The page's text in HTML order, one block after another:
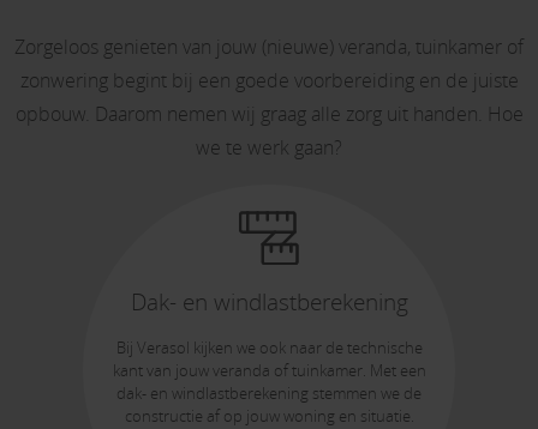
Zorgeloos genieten van jouw (nieuwe) veranda, tuinkamer of
zonwering begint bij een goede voorbereiding en de juiste
opbouw. Daarom nemen wij graag alle zorg uit handen. Hoe
we te werk gaan?
Dak- en windlastberekening
Bij Verasol kijken we ook naar de technische
kant van jouw veranda of tuinkamer. Met een
dak- en windlastberekening stemmen we de
constructie af op jouw woning en situatie.